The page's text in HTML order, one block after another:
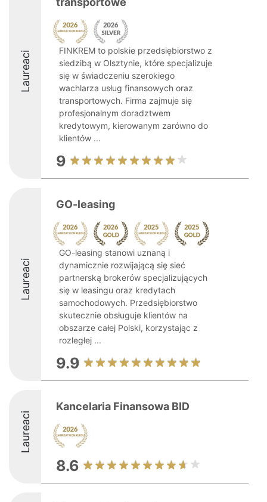
Laureaci
FINKREM to polskie przedsiębiorstwo z
siedzibą w Olsztynie, które specjalizuje
się w świadczeniu szerokiego
wachlarza usług finansowych oraz
transportowych. Firma zajmuje się
profesjonalnym doradztwem
kredytowym, kierowanym zarówno do
klientów ...
9
Laureaci
GO-leasing
GO-leasing stanowi uznaną i
dynamicznie rozwijającą się sieć
partnerską brokerów specjalizujących
się w leasingu oraz kredytach
samochodowych. Przedsiębiorstwo
skutecznie obsługuje klientów na
obszarze całej Polski, korzystając z
rozległej ...
9.9
Laureaci
Kancelaria Finansowa BID
8.6